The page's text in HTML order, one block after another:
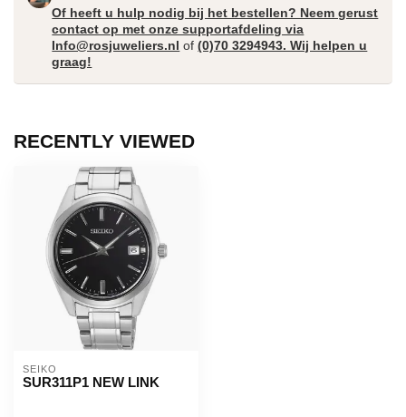
Of heeft u hulp nodig bij het bestellen? Neem gerust
contact op met onze supportafdeling via
Info@rosjuweliers.nl of(0)70 3294943. Wij helpen u
graag!
RECENTLY VIEWED
SEIKO
SUR311P1 NEW LINK